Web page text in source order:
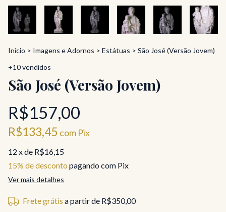
Início > Imagens e Adornos > Estátuas > São José (Versão Jovem)
+10 vendidos
São José (Versão Jovem)
R$157,00
R$133,45 com Pix
12 x de R$16,15
15% de desconto pagando com Pix
Ver mais detalhes
Frete grátis a partir de R$350,00